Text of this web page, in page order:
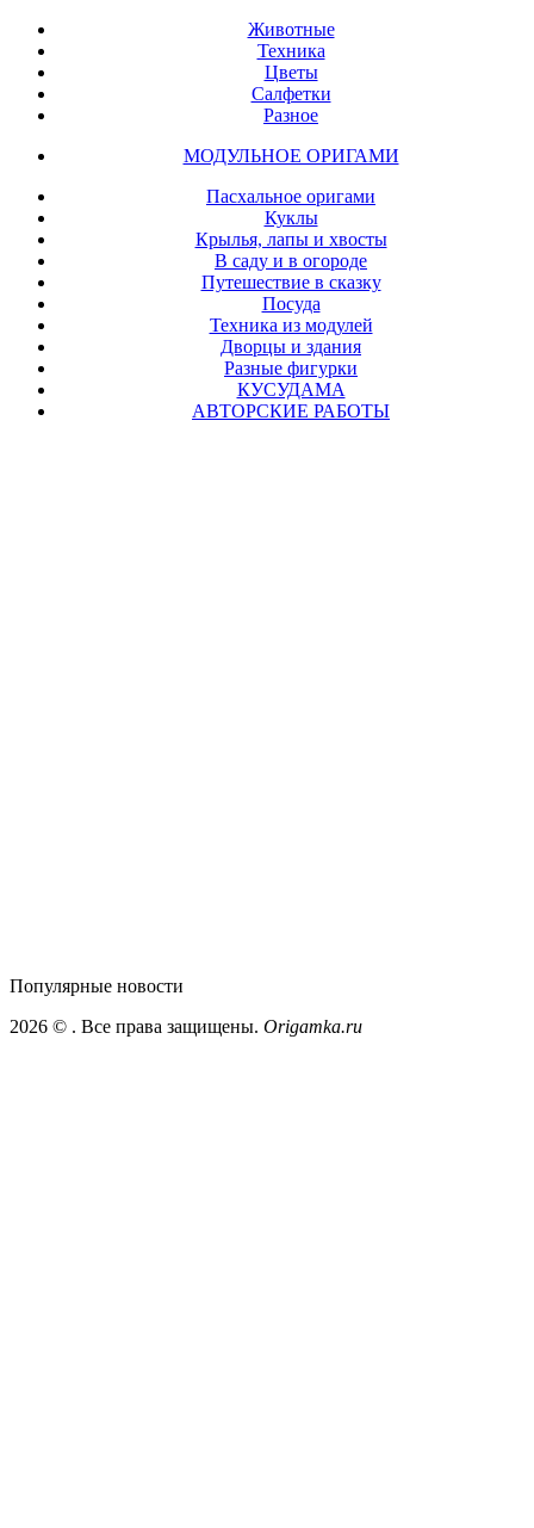
Животные
Техника
Цветы
Салфетки
Разное
МОДУЛЬНОЕ ОРИГАМИ
Пасхальное оригами
Куклы
Крылья, лапы и хвосты
В саду и в огороде
Путешествие в сказку
Посуда
Техника из модулей
Дворцы и здания
Разные фигурки
КУСУДАМА
АВТОРСКИЕ РАБОТЫ
Популярные новости
2026 © . Все права защищены. Origamka.ru